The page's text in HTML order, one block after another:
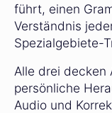
führt, einen
Verständnis
Spezialgebiete-
Alle drei decken
persönliche
Audio und